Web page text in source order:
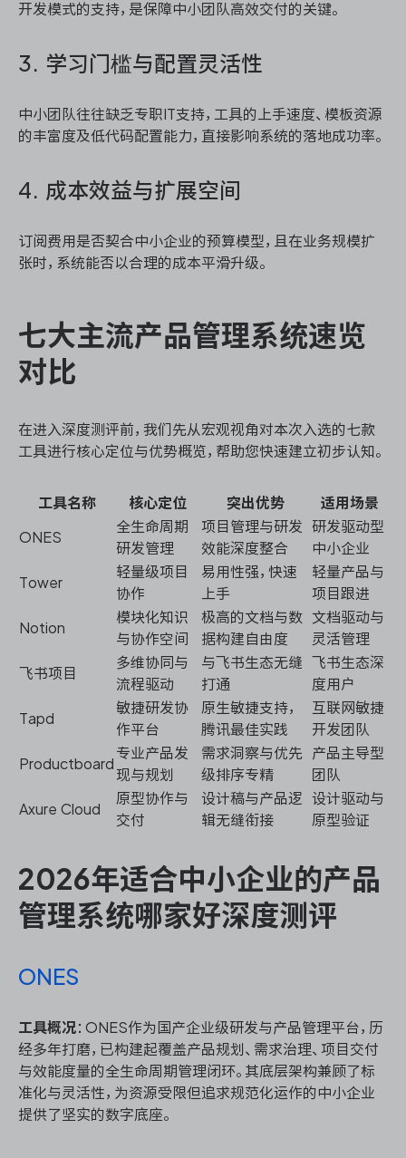
开发模式的支持，是保障中小团队高效交付的关键。
3. 学习门槛与配置灵活性
中小团队往往缺乏专职IT支持，工具的上手速度、模板资源
的丰富度及低代码配置能力，直接影响系统的落地成功率。
4. 成本效益与扩展空间
订阅费用是否契合中小企业的预算模型，且在业务规模扩
张时，系统能否以合理的成本平滑升级。
七大主流产品管理系统速览
对比
在进入深度测评前，我们先从宏观视角对本次入选的七款
工具进行核心定位与优势概览，帮助您快速建立初步认知。
工具名称 核心定位 突出优势 适用场景
ONES
全生命周期
研发管理
项目管理与研发
效能深度整合
研发驱动型
中小企业
Tower
轻量级项目
协作
易用性强，快速
上手
轻量产品与
项目跟进
Notion
模块化知识
与协作空间
极高的文档与数
据构建自由度
文档驱动与
灵活管理
飞书项目
多维协同与
流程驱动
与飞书生态无缝
打通
飞书生态深
度用户
Tapd
敏捷研发协
作平台
原生敏捷支持，
腾讯最佳实践
互联网敏捷
开发团队
Productboard
专业产品发
现与规划
需求洞察与优先
级排序专精
产品主导型
团队
Axure Cloud
原型协作与
交付
设计稿与产品逻
辑无缝衔接
设计驱动与
原型验证
2026年适合中小企业的产品
管理系统哪家好深度测评
ONES
工具概况：ONES作为国产企业级研发与产品管理平台，历
经多年打磨，已构建起覆盖产品规划、需求治理、项目交付
与效能度量的全生命周期管理闭环。其底层架构兼顾了标
准化与灵活性，为资源受限但追求规范化运作的中小企业
提供了坚实的数字底座。